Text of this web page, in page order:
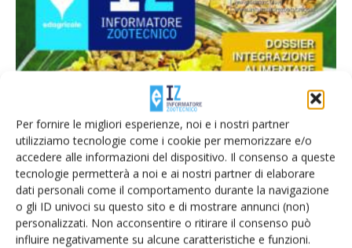
Per fornire le migliori esperienze, noi e i nostri partner
utilizziamo tecnologie come i cookie per memorizzare e/o
accedere alle informazioni del dispositivo. Il consenso a queste
tecnologie permetterà a noi e ai nostri partner di elaborare
dati personali come il comportamento durante la navigazione
o gli ID univoci su questo sito e di mostrare annunci (non)
personalizzati. Non acconsentire o ritirare il consenso può
influire negativamente su alcune caratteristiche e funzioni.
Uscito IZ 7, ricco di contributi autorevoli
DiGiorgio Setti 14 Aprile 2022